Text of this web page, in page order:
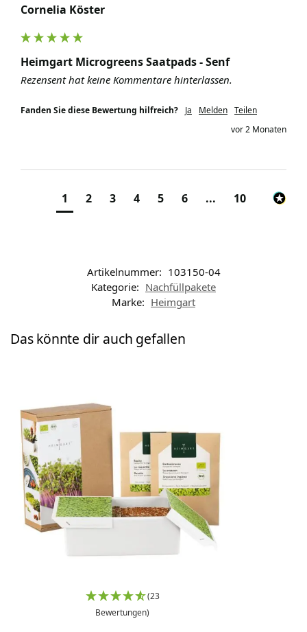
Cornelia Köster
Heimgart Microgreens Saatpads - Senf
Rezensent hat keine Kommentare hinterlassen.
Fanden Sie diese Bewertung hilfreich? Ja Melden Teilen
vor 2 Monaten
1 2 3 4 5 6 ... 10
Artikelnummer: 103150-04
Kategorie: Nachfüllpakete
Marke: Heimgart
Das könnte dir auch gefallen
(23
Bewertungen)